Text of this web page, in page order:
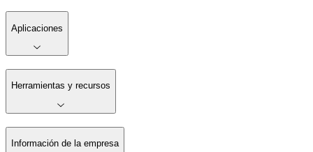
Aplicaciones
Herramientas y recursos
Información de la empresa